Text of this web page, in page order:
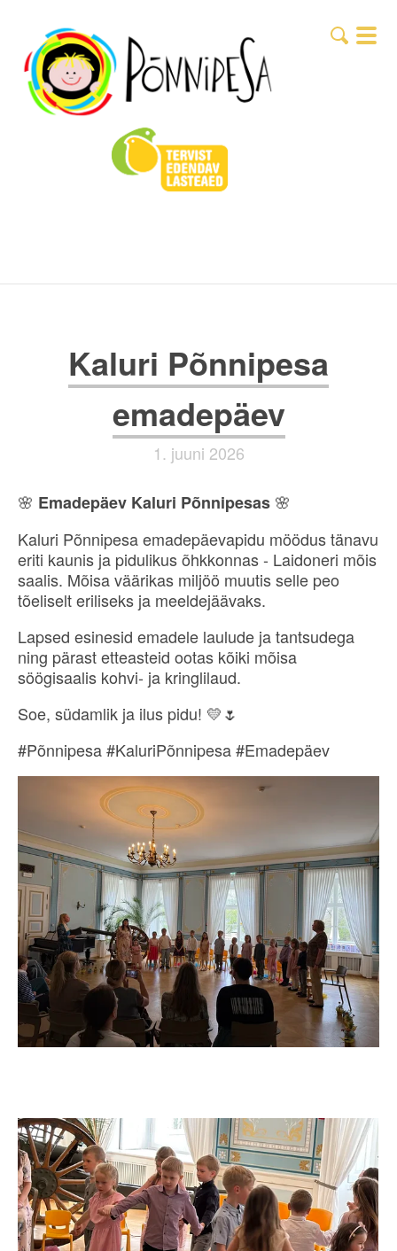
Kaluri Põnnipesa
emadepäev
1. juuni 2026
🌸 Emadepäev Kaluri Põnnipesas 🌸
Kaluri Põnnipesa emadepäevapidu möödus tänavu
eriti kaunis ja pidulikus õhkkonnas - Laidoneri mõis
saalis. Mõisa väärikas miljöö muutis selle peo
tõeliselt eriliseks ja meeldejäävaks.
Lapsed esinesid emadele laulude ja tantsudega
ning pärast etteasteid ootas kõiki mõisa
söögisaalis kohvi- ja kringlilaud.
Soe, südamlik ja ilus pidu! 💛🌷
#Põnnipesa #KaluriPõnnipesa #Emadepäev